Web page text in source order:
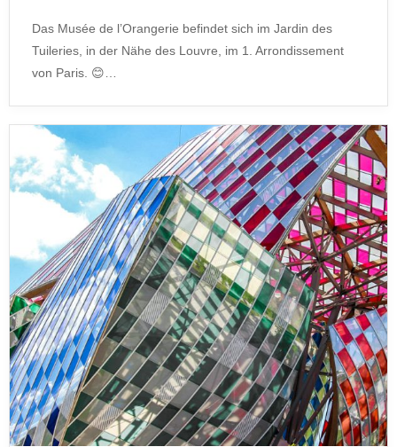
Das Musée de l’Orangerie befindet sich im Jardin des
Tuileries, in der Nähe des Louvre, im 1. Arrondissement
von Paris. 😊…